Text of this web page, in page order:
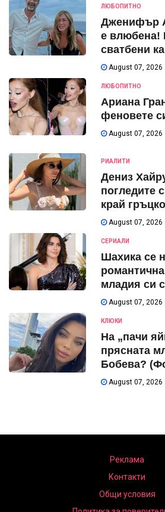
ЛЮБОПИТНО
Дженифър
е влюбена!
сватбени
August 07, 2026
ЛЮБОПИТНО
Ариана
феновете
August 07, 2026
РИАЛИТИ
Дениз
погледите
край
August 07, 2026
СЕРИАЛИ
Шахика се
младия си
August 07, 2026
КЛЮКИ
На „пачи
прясната
Бобева?
August 07, 2026
Реклама
Контакти
Общи условия